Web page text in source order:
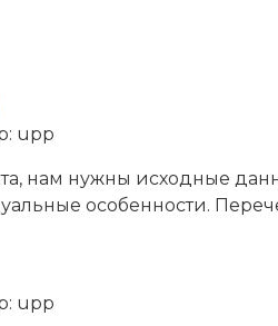
upp
нам нужны исходные
особенности.
upp